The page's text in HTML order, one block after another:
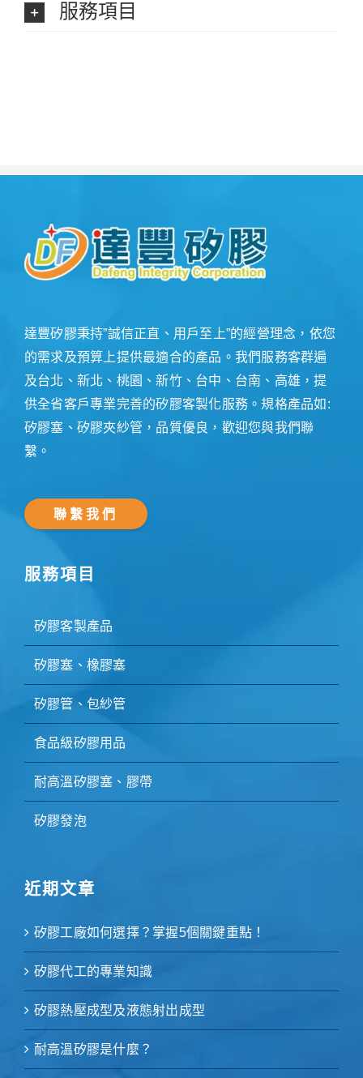
服務項目
達豐矽膠秉持”誠信正直、用戶至上”的經營理念，依您
的需求及預算上提供最適合的產品。我們服務客群遍
及台北、新北、桃園、新竹、台中、台南、高雄，提
供全省客戶專業完善的矽膠客製化服務。規格產品如:
矽膠塞、矽膠夾紗管，品質優良，歡迎您與我們聯
繫。
聯繫我們
服務項目
矽膠客製產品
矽膠塞、橡膠塞
矽膠管、包紗管
食品級矽膠用品
耐高溫矽膠塞、膠帶
矽膠發泡
近期文章
矽膠工廠如何選擇？掌握5個關鍵重點！
矽膠代工的專業知識
矽膠熱壓成型及液態射出成型
耐高溫矽膠是什麼？